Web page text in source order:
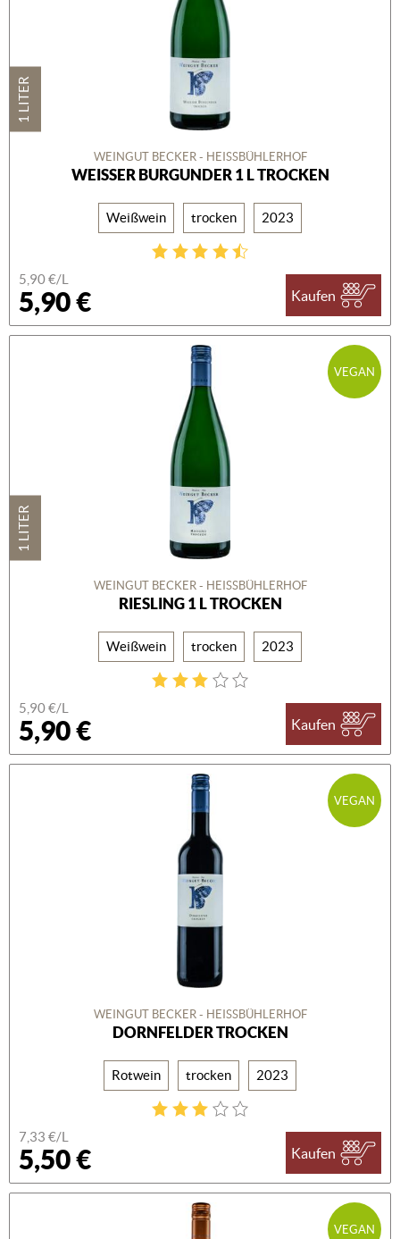
1 LITER
WEINGUT BECKER - HEISSBÜHLERHOF
WEISSER BURGUNDER 1 L TROCKEN
Weißwein trocken 2023
5,90 €/L
5,90 € Kaufen
VEGAN
1 LITER
WEINGUT BECKER - HEISSBÜHLERHOF
RIESLING 1 L TROCKEN
Weißwein trocken 2023
5,90 €/L
5,90 € Kaufen
VEGAN
WEINGUT BECKER - HEISSBÜHLERHOF
DORNFELDER TROCKEN
Rotwein trocken 2023
7,33 €/L
5,50 € Kaufen
VEGAN